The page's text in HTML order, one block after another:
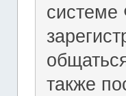
также